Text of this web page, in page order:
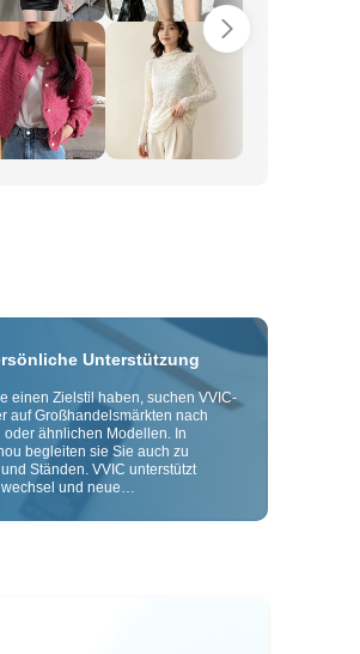
Unterstützung
einen Zielstil haben, suchen VVIC-
auf Großhandelsmärkten nach
oder ähnlichen Modellen. In
begleiten sie Sie auch zu
Ständen. VVIC unterstützt
und neue
nach Bild oder Muster, damit Ihre